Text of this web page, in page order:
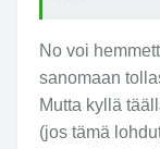
virus
virus
No voi
sanomaan
Mutta kyllä
(jos tämä